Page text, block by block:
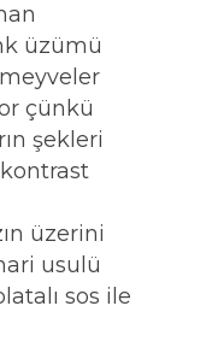
üzümü
meyveler
çünkü
şekleri
kontrast
üzerini
usulü
sos ile